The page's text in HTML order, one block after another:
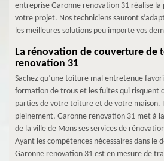
entreprise Garonne renovation 31 réalise la
votre projet. Nos techniciens sauront
les meilleures solutions peu importe vos
La rénovation de couverture de
renovation 31
Sachez qu’une toiture mal entretenue
formation de trous et les fuites qui risquent
parties de votre toiture et de votre maison.
pleinement, Garonne renovation 31 met à
de la ville de Mons ses services de
Ayant les compétences nécessaires dans le
Garonne renovation 31 est en mesure de